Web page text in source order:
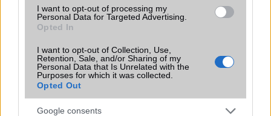
I want to opt-out of processing my
Personal Data for Targeted Advertising.
Opted In
I want to opt-out of Collection, Use,
Retention, Sale, and/or Sharing of my
Personal Data that Is Unrelated with the
Purposes for which it was collected.
Opted Out
Google consents
Funkciók
A H850 az Eu számára, a
Sprint, a H830 a T-Mobile, míg
az US992 az US Cellular és a
Vodafone részére készült! Van
Brand